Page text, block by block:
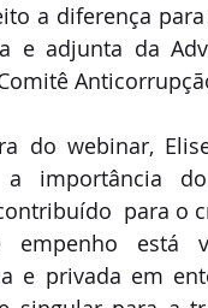
a diferença
e adjunta da
do webinar,
importância
para o
empenho está
e privada em